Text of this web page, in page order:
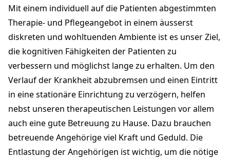
Mit einem individuell auf die Patienten abgestimmten
Therapie- und Pflegeangebot in einem äusserst
diskreten und wohltuenden Ambiente ist es unser Ziel,
die kognitiven Fähigkeiten der Patienten zu
verbessern und möglichst lange zu erhalten. Um den
Verlauf der Krankheit abzubremsen und einen Eintritt
in eine stationäre Einrichtung zu verzögern, helfen
nebst unseren therapeutischen Leistungen vor allem
auch eine gute Betreuung zu Hause. Dazu brauchen
betreuende Angehörige viel Kraft und Geduld. Die
Entlastung der Angehörigen ist wichtig, um die nötige